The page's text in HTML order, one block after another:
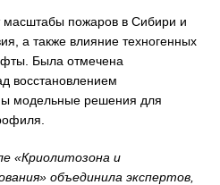
масштабы пожаров в Сибири и
а также влияние техногенных
Была отмечена
восстановлением
модельные решения для
«Криолитозона и
объединила экспертов,